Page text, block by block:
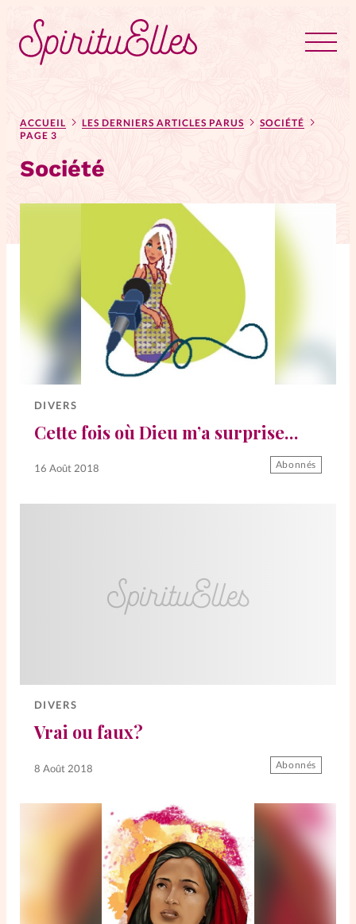
Tous les articles
Actus
Actus au féminin
Bible
Chroniques
Dossiers
Edito
Elles nous inspirent
Entre4yeux
L'anecdote
La Bible au féminin
RelationnElles
Si(x) simple de...
SpirituElles
Vive la famille
SpirituElles devient Relations
Aujourd’hui!
Faire un don
ACCUEIL LES DERNIERS ARTICLES PARUS
SOCIÉTÉ
PAGE 3
Société
DIVERS
Cette fois où Dieu m’a surprise…
16 Août 2018 Abonnés
DIVERS
Vrai ou faux?
8 Août 2018 Abonnés